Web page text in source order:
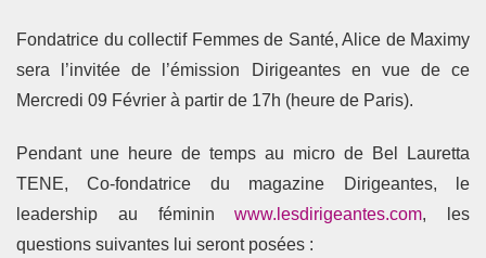
Fondatrice du collectif Femmes de Santé, Alice de Maximy
sera l’invitée de l’émission Dirigeantes en vue de ce
Mercredi 09 Février à partir de 17h (heure de Paris).
Pendant une heure de temps au micro de Bel Lauretta
TENE, Co-fondatrice du magazine Dirigeantes, le
leadership au fémininwww.lesdirigeantes.com, les
questions suivantes lui seront posées :